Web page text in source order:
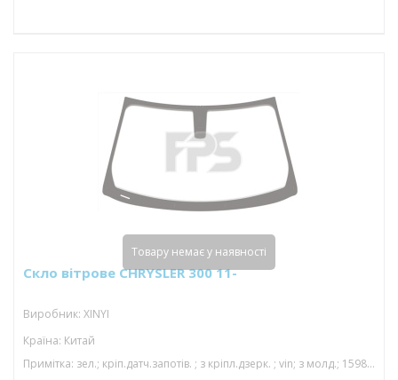
Скло вітрове CHRYSLER 300 11-
Виробник: XINYI
Країна: Китай
Примітка: зел.; кріп.датч.запотів. ; з кріпл.дзерк. ; vin; з молд.; 1598*942; 01/15-
Товару немає у наявності